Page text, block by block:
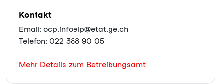
Kontakt
Email: ocp.infoelp@etat.ge.ch
Telefon: 022 388 90 05
Mehr Details zum Betreibungsamt